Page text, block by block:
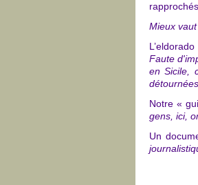
Mieux
Faute
en Sicile,
Notre «
gens, ici,
Un